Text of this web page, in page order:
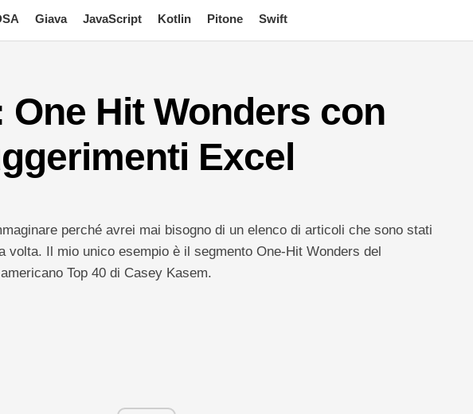
Giava JavaScript Kotlin Pitone Swift
One Hit Wonders con
Excel
perché avrei mai bisogno di un elenco di articoli che sono stati
volta. Il mio unico esempio è il segmento One-Hit Wonders del
Top 40 di Casey Kasem.